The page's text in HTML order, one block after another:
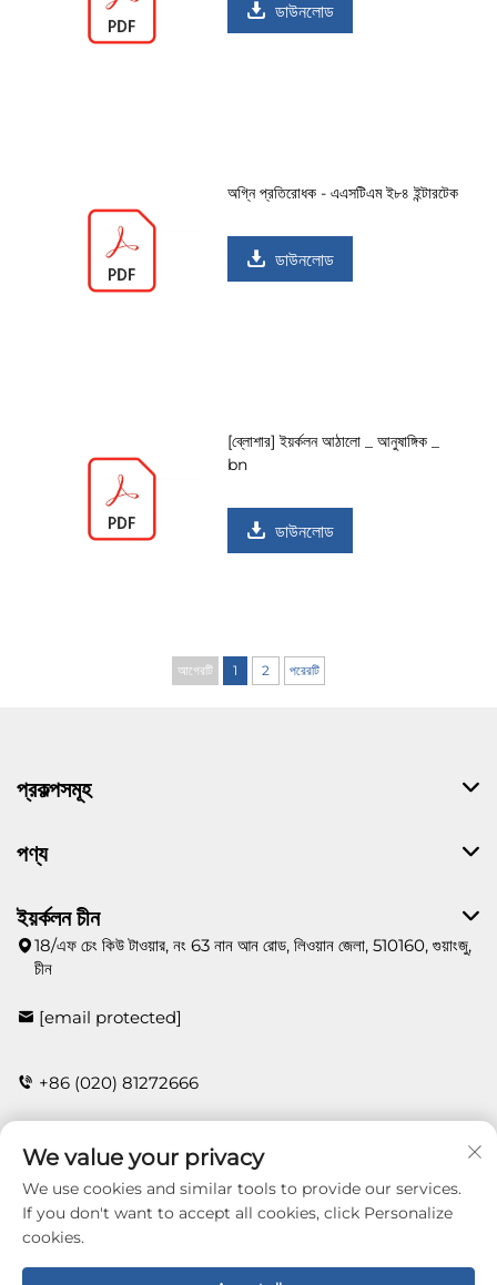
ডাউনলোড
অগ্নি প্রতিরোধক - এএসটিএম ই৮৪ ইন্টারটেক
ডাউনলোড
[ব্লোশার] ইয়র্কলন আঠালো _ আনুষাঙ্গিক _
bn
ডাউনলোড
আগেরটি 1 2 পরেরটি
প্রকল্পসমূহ
পণ্য
ইয়র্কলন চীন
18/এফ চেং কিউ টাওয়ার, নং 63 নান আন রোড, লিওয়ান জেলা, 510160, গুয়াংজু,
চীন
[email protected]
+86 (020) 81272666
যোগাযোগ করুন
Copyright © 2026 Guangzhou Yorklon Wallcoverings
We value your privacy
We use cookies and similar tools to provide our services.
If you don't want to accept all cookies, click Personalize
cookies.